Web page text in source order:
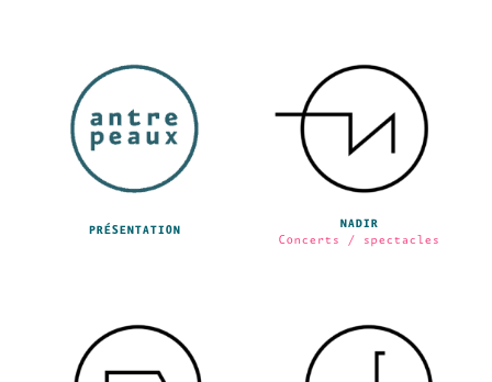
PRÉSENTATION
NADIR
Concerts / spectacles